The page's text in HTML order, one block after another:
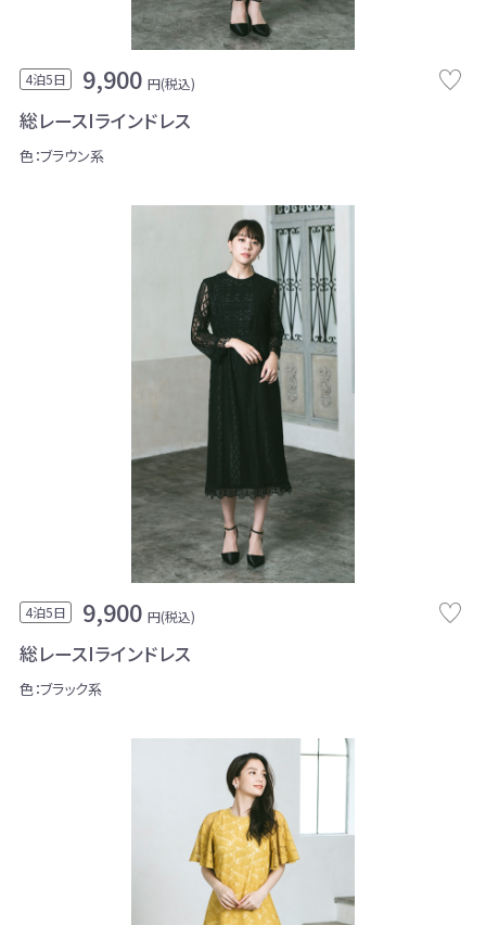
4泊5日 9,900 円(税込)
総レースIラインドレス
色：ブラウン系
4泊5日 9,900 円(税込)
総レースIラインドレス
色：ブラック系